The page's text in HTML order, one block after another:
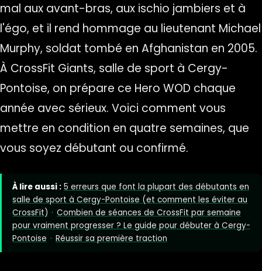
mal aux avant-bras, aux ischio jambiers et à
l'égo, et il rend hommage au lieutenant Michael
Murphy, soldat tombé en Afghanistan en 2005.
À CrossFit Giants, salle de sport à Cergy-
Pontoise, on prépare ce Hero WOD chaque
année avec sérieux. Voici comment vous
mettre en condition en quatre semaines, que
vous soyez débutant ou confirmé.
À lire aussi : 5 erreurs que font la plupart des débutants en
salle de sport à Cergy-Pontoise (et comment les éviter au
CrossFit) · Combien de séances de CrossFit par semaine
pour vraiment progresser ? Le guide pour débuter à Cergy-
Pontoise · Réussir sa première traction